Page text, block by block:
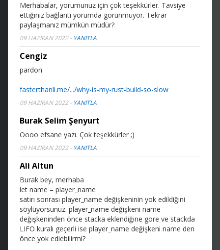
Merhabalar, yorumunuz için çok teşekkürler. Tavsiye
ettiğiniz bağlantı yorumda görünmüyor. Tekrar
paylaşmanız mümkün müdür?
09 HAZIRAN 2022- YANITLA
Cengiz
pardon
fasterthanli.me/.../why-is-my-rust-build-so-slow
09 HAZIRAN 2022- YANITLA
Burak Selim Şenyurt
Oooo efsane yazı. Çok teşekkürler ;)
09 HAZIRAN 2022- YANITLA
Ali Altun
Burak bey, merhaba
let name = player_name
satırı sonrası player_name değişkeninin yok edildiğini
söylüyorsunuz. player_name değişkeni name
değişkeninden önce stacka eklendiğine göre ve stackda
LIFO kuralı geçerli ise player_name değişkeni name den
önce yok ediebilirmi?